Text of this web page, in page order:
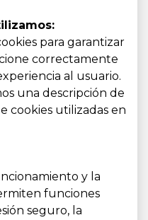
para garantizar
correctamente
al usuario.
una descripción de
cookies utilizadas en
y la
funciones
seguro, la